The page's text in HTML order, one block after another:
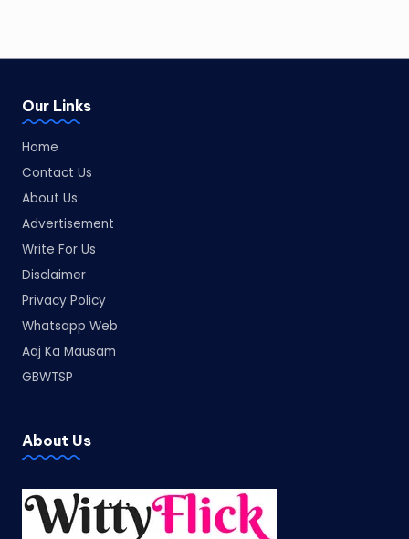
Our Links
Home
Contact Us
About Us
Advertisement
Write For Us
Disclaimer
Privacy Policy
Whatsapp Web
Aaj Ka Mausam
GBWTSP
About Us